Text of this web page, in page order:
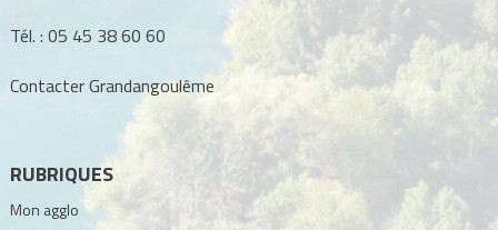
Tél. : 05 45 38 60 60
Contacter Grandangoulême
RUBRIQUES
Mon agglo